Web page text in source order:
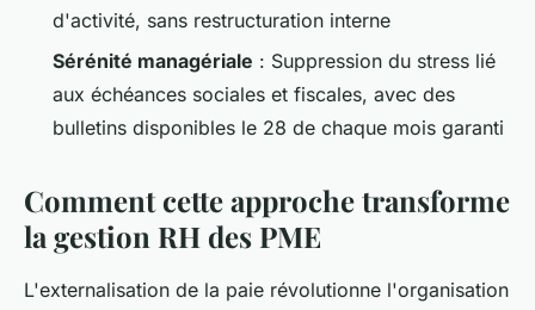
d'activité, sans restructuration interne
Sérénité managériale : Suppression du stress lié
aux échéances sociales et fiscales, avec des
bulletins disponibles le 28 de chaque mois garanti
Comment cette approche transforme
la gestion RH des PME
L'externalisation de la paie révolutionne l'organisation